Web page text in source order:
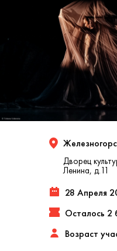
Дворец
Ленина, д.11
28 Апреля
Осталось 2
Возраст